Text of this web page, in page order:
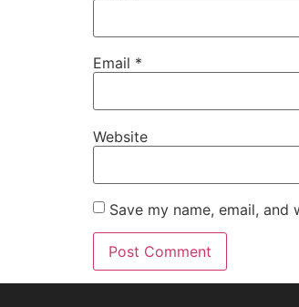
Email *
Website
Save my name, email,